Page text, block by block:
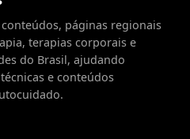
páginas regionais
terapias corporais e
do Brasil, ajudando
e conteúdos